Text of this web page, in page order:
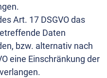
Art. 17 DSGVO das
Daten
bzw. alternativ nach
eine Einschränkung der